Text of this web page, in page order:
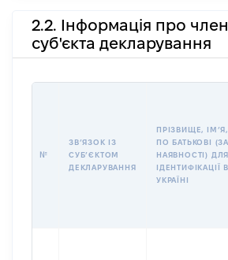
2.2. Інформація про
суб'єкта декларування
№
ЗВʼЯЗОК ІЗ
СУБʼЄКТОМ
ДЕКЛАРУВАННЯ
ПРІЗВИЩЕ, ІМʼЯ,
ПО БАТЬКОВІ (ЗА
НАЯВНОСТІ) ДЛЯ
ІДЕНТИФІКАЦІЇ В
УКРАЇНІ